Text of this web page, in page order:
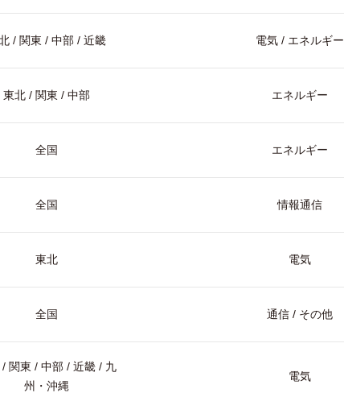
/ 関東 / 中部 / 近畿 電気 / エネルギー
東北 / 関東 / 中部 エネルギー
全国 エネルギー
全国 情報通信
東北 電気
全国 通信 / その他
/ 関東 / 中部 / 近畿 / 九
州・沖縄
電気